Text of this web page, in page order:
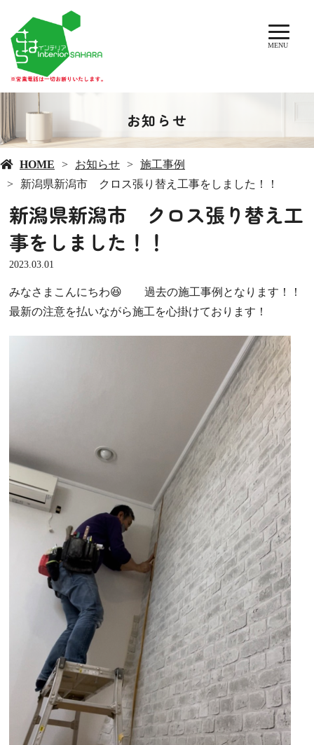
MENU
お知らせ
HOME お知らせ
施工事例
新潟県新潟市 クロス張り替え工事をしました！！
新潟県新潟市 クロス張り替え工
事をしました！！
2023.03.01
みなさまこんにちわ😆 過去の施工事例となります！！
最新の注意を払いながら施工を心掛けております！